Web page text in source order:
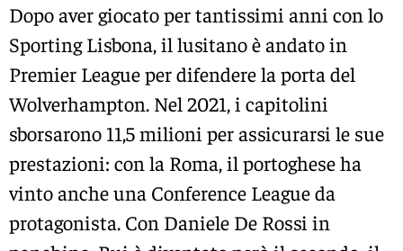
Dopo aver giocato per tantissimi anni con lo
Sporting Lisbona, il lusitano è andato in
Premier League per difendere la porta del
Wolverhampton. Nel 2021, i capitolini
sborsarono 11,5 milioni per assicurarsi le sue
prestazioni: con la Roma, il portoghese ha
vinto anche una Conference League da
protagonista. Con Daniele De Rossi in